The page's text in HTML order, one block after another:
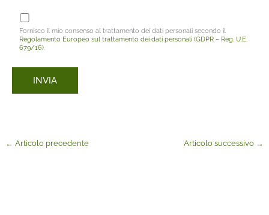
Fornisco il mio consenso al trattamento dei dati personali secondo il
Regolamento Europeo sul trattamento dei dati personali (GDPR – Reg. U.E.
679/16)
← Articolo precedente Articolo successivo →